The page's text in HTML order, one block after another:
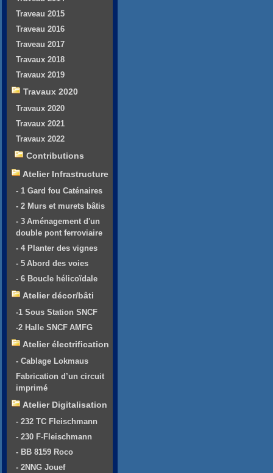
Traveau 2015
Traveau 2016
Traveau 2017
Travaux 2018
Travaux 2019
Travaux 2020
Travaux 2020
Travaux 2021
Travaux 2022
Contributions
Atelier Infrastructure
- 1 Gard fou Caténaires
- 2 Murs et murets bâtis
- 3 Aménagement d'un
double pont ferroviaire
- 4 Planter des vignes
- 5 Abord des voies
- 6 Boucle hélicoïdale
Atelier décor/bâti
-1 Sous Station SNCF
-2 Halle SNCF AMFG
Atelier électrification
- Cablage Lokmaus
Fabrication d’un circuit
imprimé
Atelier Digitalisation
- 232 TC Fleischmann
- 230 F-Fleischmann
- BB 8159 Roco
- 2NNG Jouef